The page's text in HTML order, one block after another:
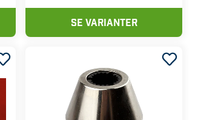
SE VARIANTER